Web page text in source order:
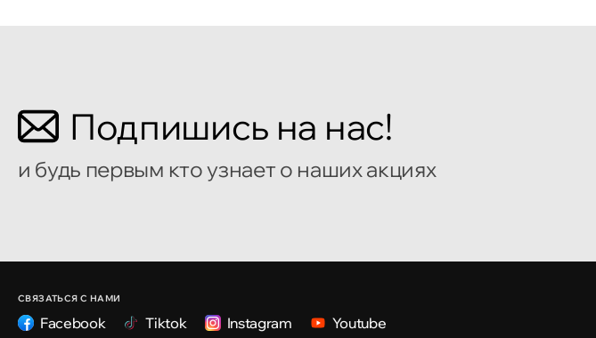
улица Алеку Руссо 1
Кишинёв
Подпишись на нас!
и будь первым кто узнает о наших акциях
СВЯЗАТЬСЯ С НАМИ
Facebook Tiktok Instagram Youtube